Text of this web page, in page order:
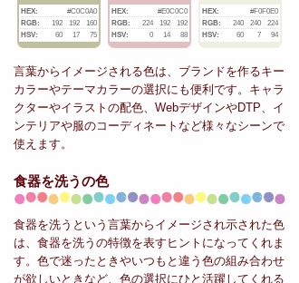
HEX:
#C0C0A0
RGB:
192 192
160
HSV:
60 17 75
HEX:
#E0C0C0
RGB:
224 192
192
HSV:
0 14 88
HEX:
#F0F0E0
RGB:
240 240
224
HSV:
60 7 94
言葉からイメージされる色は、ブランドを作るキー
カラーやテーマカラーの選択にも便利です。キャラ
クターやイラストの配色、WebデザインやDTP、イ
ンテリアや服のコーディネートなど様々なシーンで
使えます。
食器を洗うの色
食器を洗うという言葉からイメージされ示された色
は、食器を洗うの特徴を表すヒントになってくれま
す。色で迷ったときやいつもと違う色の組み合わせ
が欲しいときなど、色の選択にひと活躍してくれる